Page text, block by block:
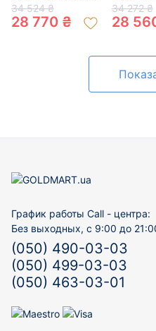
цирконом 01-
200384439
34 524 ₴
28 770 ₴
34 272 ₴
28
График работы Call - центра:
Без выходных, с 9:00 до
(050) 490-03-03
(050) 499-03-03
(050) 463-03-01